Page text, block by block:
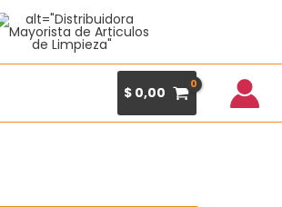
$ 0,00